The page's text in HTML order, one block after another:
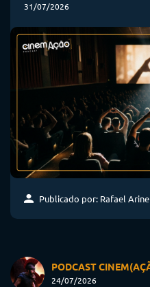
31/07/2026
Publicado por: Rafael
PODCAST
24/07/2026